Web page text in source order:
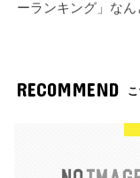
ーランキング」な
RECOMMEND